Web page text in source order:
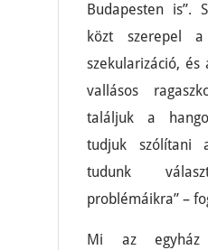
Budapesten is”.
közt szerepel
szekularizáció,
vallásos
találjuk a
tudjuk szólítani
tudunk
problémáikra” –
Mi az egyház